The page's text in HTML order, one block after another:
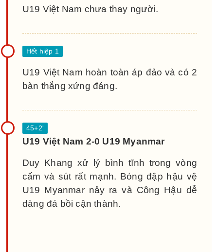
U19 Việt Nam chưa thay người.
U19 Việt Nam hoàn toàn áp đảo và có 2
bàn thắng xứng đáng.
U19 Việt Nam 2-0 U19 Myanmar
Duy Khang xử lý bình tĩnh trong vòng
cấm và sút rất mạnh. Bóng đập hậu vệ
U19 Myanmar nảy ra và Công Hậu dễ
dàng đá bồi cận thành.